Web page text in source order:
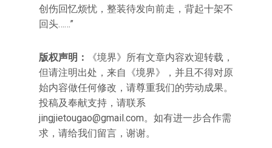
创伤回忆烦忧，整装待发向前走，背起十架不
回头……”
版权声明：
《境界》所有文章内容欢迎转载，
但请注明出处，来自《境界》，并且不得对原
始内容做任何修改，请尊重我们的劳动成果。
投稿及奉献支持，请联系
jingjietougao@gmail.com。如有进一步合作需
求，请给我们留言，谢谢。